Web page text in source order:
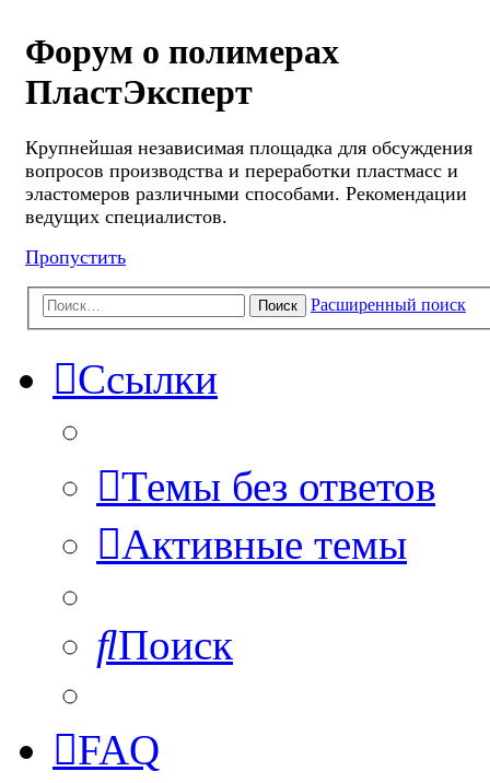
Форум о полимерах
ПластЭксперт
Крупнейшая независимая площадка для обсуждения
вопросов производства и переработки пластмасс и
эластомеров различными способами. Рекомендации
ведущих специалистов.
Пропустить
Поиск Расширенный поиск
Ссылки
Темы без ответов
Активные темы
Поиск
FAQ